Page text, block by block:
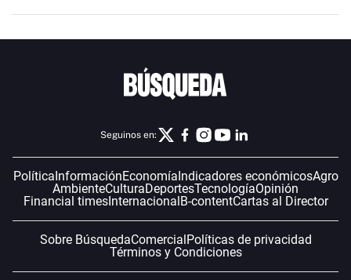
Seguinos en:
PolíticaInformaciónEconomíaIndicadores económicosAgro
AmbienteCulturaDeportesTecnologíaOpinión
Financial timesInternacionalB-contentCartas al Director
Sobre BúsquedaComercialPolíticas de privacidad
Términos y Condiciones